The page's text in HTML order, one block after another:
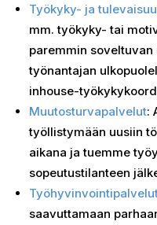
Työkyky- ja
mm. työkyky- tai
paremmin
työnantajan
inhouse-
Muutosturvapalvelut:
työllistymään uusiin
aikana ja tuemme
sopeutustilanteen
saavuttamaan